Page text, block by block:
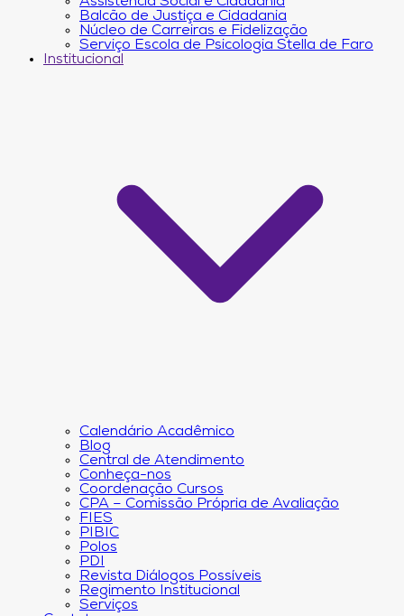
Balcão de Justiça e Cidadania
Núcleo de Carreiras e Fidelização
Serviço Escola de Psicologia Stella de Faro
Institucional
Calendário Acadêmico
Blog
Central de Atendimento
Conheça-nos
Coordenação Cursos
CPA – Comissão Própria de Avaliação
FIES
PIBIC
Polos
PDI
Revista Diálogos Possíveis
Regimento Institucional
Serviços